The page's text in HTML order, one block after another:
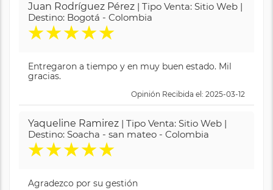
Juan Rodríguez Pérez | Tipo Venta: Sitio Web |
Destino: Bogotá - Colombia
★★★★★
Entregaron a tiempo y en muy buen estado. Mil
gracias.
Opinión Recibida el: 2025-03-12
Yaqueline Ramirez | Tipo Venta: Sitio Web |
Destino: Soacha - san mateo - Colombia
★★★★★
Agradezco por su gestión